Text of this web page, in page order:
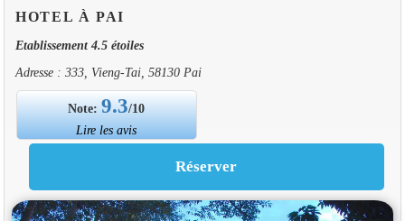
HOTEL À PAI
Etablissement 4.5 étoiles
Adresse : 333, Vieng-Tai, 58130 Pai
Note:9.3/10
Lire les avis